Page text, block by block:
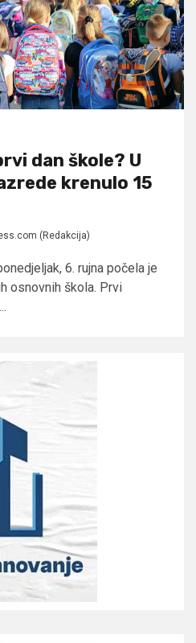
dan škole? U
krenulo 15
(Redakcija)
6. rujna počela je
osnovnih škola. Prvi